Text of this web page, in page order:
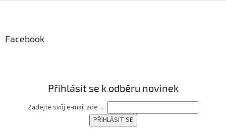
Facebook
Přihlásit se k odběru novinek
Zadejte svůj e-mail zde …